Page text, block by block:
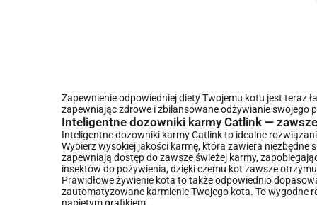
Zapewnienie odpowiedniej diety Twojemu kotu jest teraz
zapewniając zdrowe i zbilansowane odżywianie swojego
Inteligentne dozowniki karmy Catlink —
Inteligentne dozowniki karmy Catlink to idealne
Wybierz wysokiej jakości karmę, która zawiera niezbędne
zapewniają dostęp do zawsze świeżej karmy,
insektów do pożywienia, dzięki czemu kot zawsze
Prawidłowe żywienie kota to także odpowiednio
zautomatyzowane karmienie Twojego kota. To wygodne